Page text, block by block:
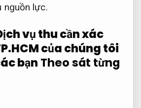
nguồn lực.
vụ thu cần xác
của chúng tôi
bạn Theo sát từng